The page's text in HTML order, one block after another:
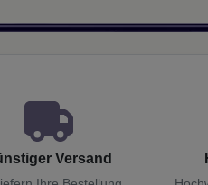
Versand